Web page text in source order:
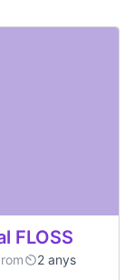
FLOSS
2 anys